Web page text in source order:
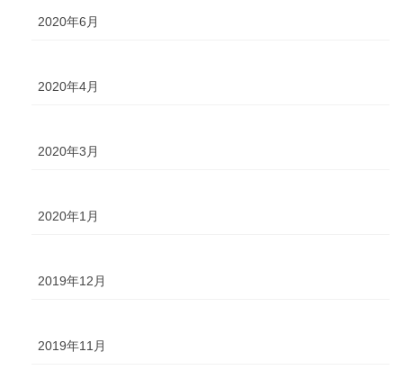
2020年6月
2020年4月
2020年3月
2020年1月
2019年12月
2019年11月